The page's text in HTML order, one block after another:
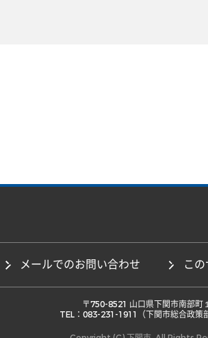
メールでのお問い合わせ こ
TEL：083-231-1911（下関市総合政策